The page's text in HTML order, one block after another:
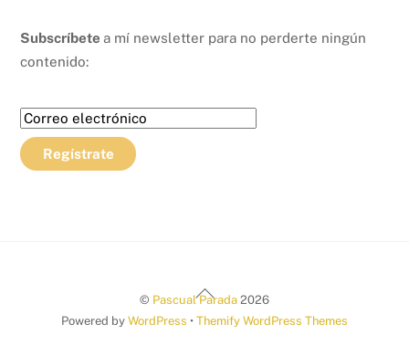
Subscríbete a mí newsletter para no perderte ningún
contenido:
Back
To
© Pascual Parada 2026
Powered by WordPress • Themify WordPress Themes